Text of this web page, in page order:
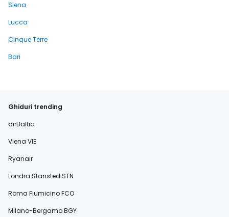
Siena
Lucca
Cinque Terre
Bari
Ghiduri trending
airBaltic
Viena VIE
Ryanair
Londra Stansted STN
Roma Fiumicino FCO
Milano-Bergamo BGY